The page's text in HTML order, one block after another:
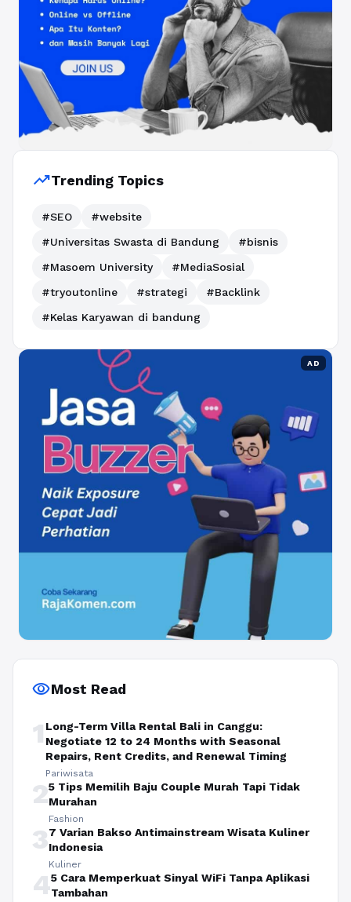
trending_upTrending Topics
#SEO
#website
#Universitas Swasta di Bandung
#bisnis
#Masoem University
#MediaSosial
#tryoutonline
#strategi
#Backlink
#Kelas Karyawan di bandung
AD
visibilityMost Read
1 Long-Term Villa Rental Bali in Canggu:
Negotiate 12 to 24 Months with Seasonal
Repairs, Rent Credits, and Renewal Timing
Pariwisata
25 Tips Memilih Baju Couple Murah Tapi Tidak
Murahan
Fashion
37 Varian Bakso Antimainstream Wisata Kuliner
Indonesia
Kuliner
45 Cara Memperkuat Sinyal WiFi Tanpa Aplikasi
Tambahan